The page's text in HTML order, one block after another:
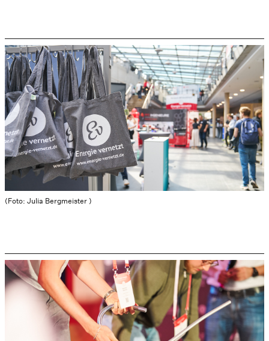
(Foto: Julia Bergmeister )